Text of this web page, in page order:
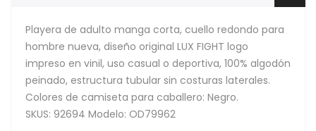
Playera de adulto manga corta, cuello redondo para
hombre nueva, diseño original LUX FIGHT logo
impreso en vinil, uso casual o deportiva, 100% algodón
peinado, estructura tubular sin costuras laterales.
Colores de camiseta para caballero: Negro.
SKUS: 92694 Modelo: OD79962